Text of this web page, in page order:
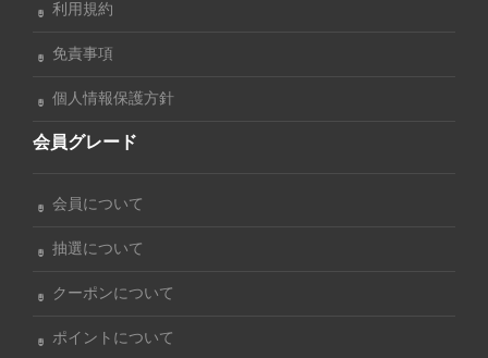
利用規約
免責事項
個人情報保護方針
会員グレード
会員について
抽選について
クーポンについて
ポイントについて